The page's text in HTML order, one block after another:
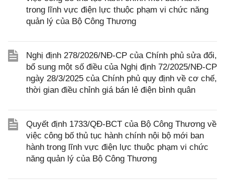
trong lĩnh vực điện lực thuộc phạm vi chức năng
quản lý của Bộ Công Thương
Nghị định 278/2026/NĐ-CP của Chính phủ sửa đổi,
bổ sung một số điều của Nghị định 72/2025/NĐ-CP
ngày 28/3/2025 của Chính phủ quy định về cơ chế,
thời gian điều chỉnh giá bán lẻ điện bình quân
Quyết định 1733/QĐ-BCT của Bộ Công Thương về
việc công bố thủ tục hành chính nội bộ mới ban
hành trong lĩnh vực điện lực thuộc phạm vi chức
năng quản lý của Bộ Công Thương